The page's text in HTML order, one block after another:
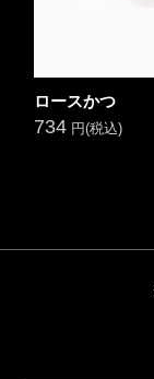
ロースかつ
734 円(税込)